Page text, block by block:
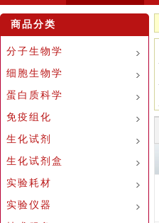
商品分类
分子生物学
细胞生物学
蛋白质科学
免疫组化
生化试剂
生化试剂盒
实验耗材
实验仪器